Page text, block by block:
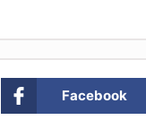
Facebook